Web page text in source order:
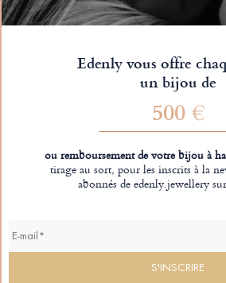
Edenly vous offre
un bijou de
500 €
ou remboursement de votre bijou à
tirage au sort, pour les inscrits à la
abonnés de edenly.jewellery